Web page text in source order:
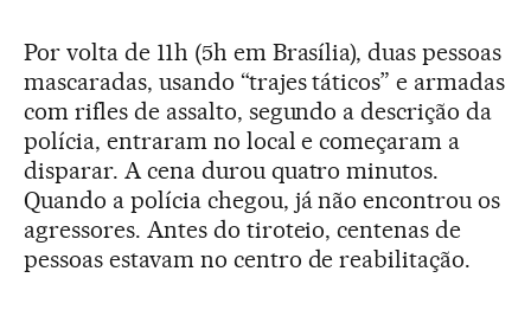
Por volta de 11h (5h em Brasília), duas pessoas
mascaradas, usando “trajes táticos” e armadas
com rifles de assalto, segundo a descrição da
polícia, entraram no local e começaram a
disparar. A cena durou quatro minutos.
Quando a polícia chegou, já não encontrou os
agressores. Antes do tiroteio, centenas de
pessoas estavam no centro de reabilitação.